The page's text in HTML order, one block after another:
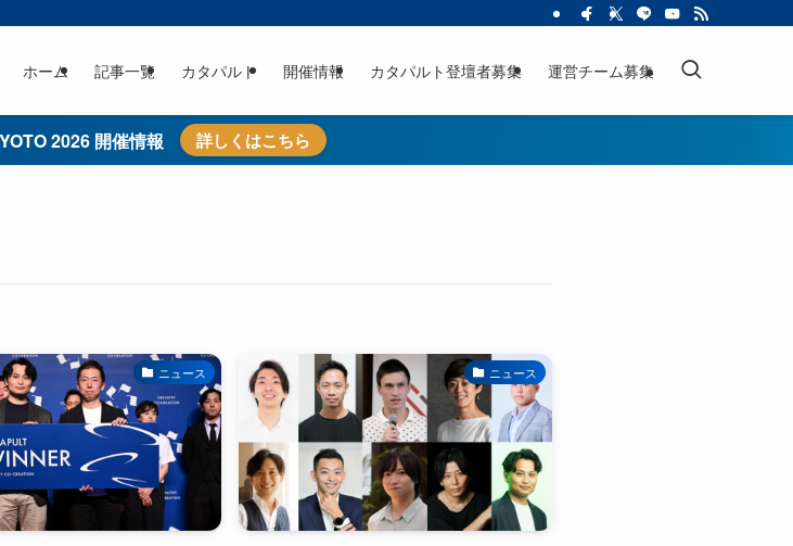
ホーム 記事一覧 カタパルト 開催情報 カタパルト登壇者募集 運営チーム募集
2026 開催情報 詳しくはこちら
ニュース ニュース